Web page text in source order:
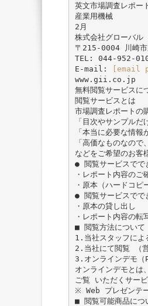
英文市場調査レポー
産業用機械
2月
株式会社グローバル
〒215-0004 川崎
TEL: 044-952-
E-mail:
[email
www.gii.co.jp
無料閲覧サービスに
閲覧サービスとは
市場調査レポートの
「目次やサンプルだ
「本当に必要な情報
「高価なものなので
などをご希望のお客
● 閲覧サービスでで
・レポート内容のご
・原本（ハードコピ
● 閲覧サービスでで
・原本の貸し出し
・レポート内容の転
■ 閲覧方法について
1.当社スタッフによ
2.当社にて閲覧
3.オンラインデモ（
オンラインデモと
ご覧 いただくサー
※ Web プレゼンテー
■ 閲覧可能商品につ